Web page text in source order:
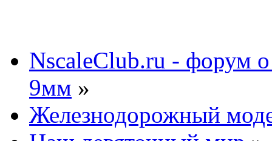
NscaleClub.ru - форум
9мм »
Железнодорожный